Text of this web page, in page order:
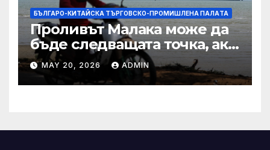
БЪЛГАРО-КИТАЙСКА ТЪРГОВСКО-ПРОМИШЛЕНА ПАЛAТА
Проливът Малака може да
бъде следващата точка, ако
Азия не внимава
MAY 20, 2026 ADMIN